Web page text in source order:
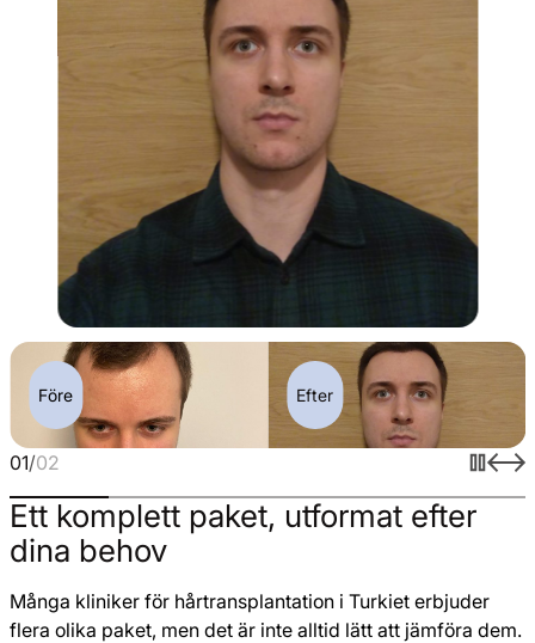
Ett komplett paket, utformat efter
dina behov
Många kliniker för hårtransplantation i Turkiet erbjuder
flera olika paket, men det är inte alltid lätt att jämföra dem.
Före Efter
01/02